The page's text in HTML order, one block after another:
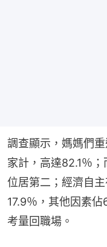
調查顯示，媽媽們
家計，高達82.1％
位居第二；經濟自
17.9％，其他因素
考量回職場。